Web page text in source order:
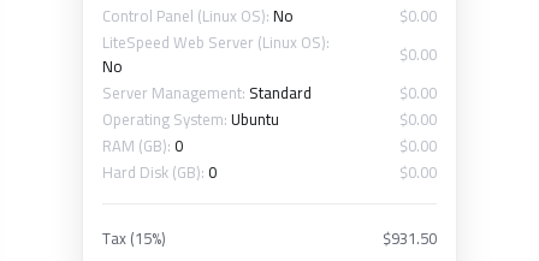
Control Panel (Linux OS):No
$0.00
LiteSpeed Web Server (Linux OS):
No
$0.00
Server Management: Standard
$0.00
Operating System:Ubuntu
$0.00
RAM (GB): 0
$0.00
Hard Disk (GB): 0 $0.00
Tax (15%) $931.50